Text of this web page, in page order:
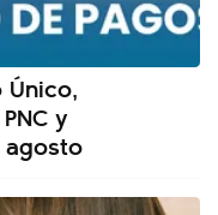
Único,
y
agosto